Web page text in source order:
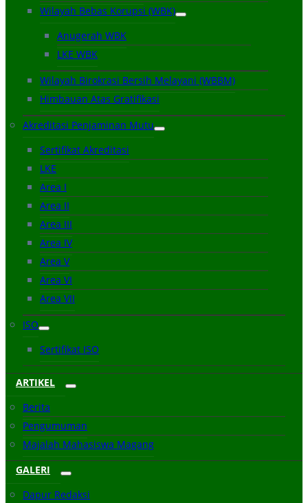
Wilayah Bebas Korupsi (WBK)
Anugerah WBK
LKE WBK
Wilayah Birokrasi Bersih Melayani (WBBM)
Himbauan Atas Gratifikasi
Akreditasi Penjaminan Mutu
Sertifikat Akreditasi
LKE
Area I
Area II
Area III
Area IV
Area V
Area VI
Area VII
ISO
Sertifikat ISO
ARTIKEL
Berita
Pengumuman
Majalah Mahasiswa Magang
GALERI
Dapur Redaksi